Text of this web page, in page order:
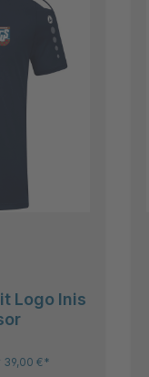
Logo Inis
39,00 €*